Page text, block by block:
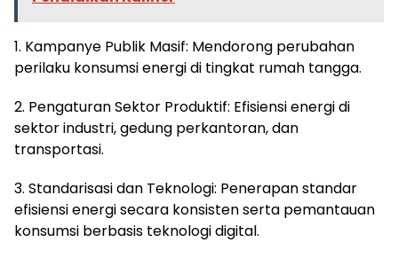
1. Kampanye Publik Masif: Mendorong perubahan
perilaku konsumsi energi di tingkat rumah tangga.
2. Pengaturan Sektor Produktif: Efisiensi energi di
sektor industri, gedung perkantoran, dan
transportasi.
3. Standarisasi dan Teknologi: Penerapan standar
efisiensi energi secara konsisten serta pemantauan
konsumsi berbasis teknologi digital.